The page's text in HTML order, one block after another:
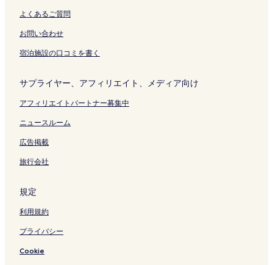
よくあるご質問
お問い合わせ
宿泊施設の口コミを書く
サプライヤー、アフィリエイト、メディア向け
アフィリエイトパートナー募集中
ニュースルーム
広告掲載
旅行会社
規定
利用規約
プライバシー
Cookie